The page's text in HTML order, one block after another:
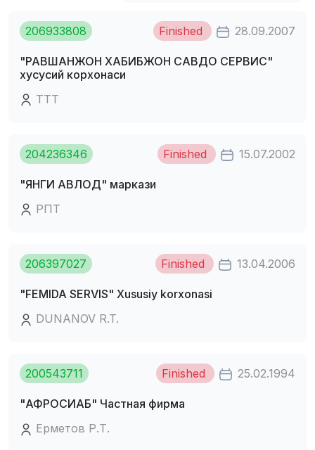
206933808 Finished 28.09.2007
"РАВШАHЖОH ХАБИБЖОH САВДО СЕРВИС"
хусусий корхонаси
TTT
204236346 Finished 15.07.2002
"ЯHГИ АВЛОД" маркази
РПТ
206397027 Finished 13.04.2006
"FEMIDA SERVIS" Xususiy korxonasi
DUNANOV R.T.
200543711 Finished 25.02.1994
"АФРОСИАБ" Частная фирма
Еpметов Р.Т.